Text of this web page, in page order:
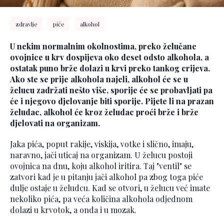
zdravlje piće alkohol
U nekim normalnim okolnostima, preko želučane
ovojnice u krv dospijeva oko deset odsto alkohola, a
ostatak puno brže dolazi u krvi preko tankog crijeva.
Ako ste se prije alkohola najeli, alkohol će se u
želucu zadržati nešto više, sporije će se probavljati pa
će i njegovo djelovanje biti sporije. Pijete li na prazan
želudac, alkohol će kroz želudac proći brže i brže
djelovati na organizam.
Jaka pića, poput rakije, viskija, votke i slično, imaju,
naravno, jači uticaj na organizam. U želucu postoji
ovojnica na dnu, koju alkohol iritira. Taj "ventil" se
zatvori kad je u pitanju jači alkohol pa zbog toga piće
dulje ostaje u želudcu. Kad se otvori, u želucu već imate
nekoliko pića, pa veća količina alkohola odjednom
dolazi u krvotok, a onda i u mozak.